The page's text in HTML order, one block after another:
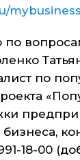
mybusiness
по
по
18-00